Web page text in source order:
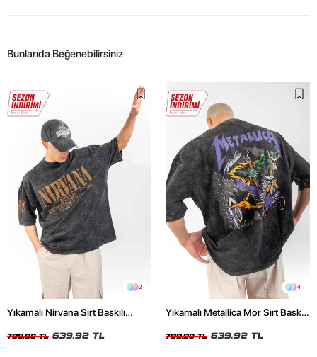
Bunlarıda Beğenebilirsiniz
2
Yıkamalı Nirvana Sırt Baskılı
799,90 TL 639,92 TL
4
Yıkamalı Metallica Mor Sırt Baskılı
799,90 TL 639,92 TL